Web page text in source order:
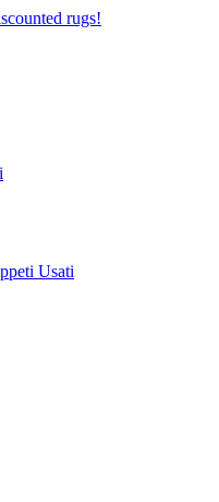
rugs!
Usati